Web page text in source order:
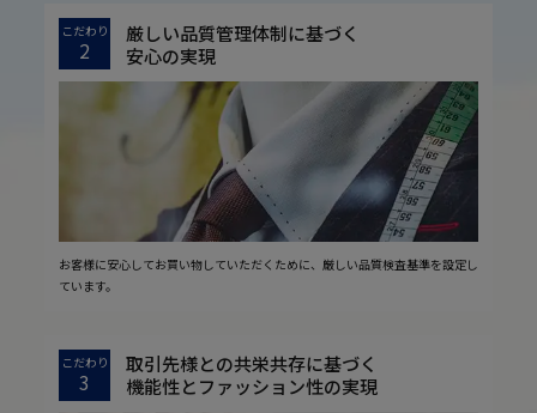
こだわり
2
厳しい品質管理体制に基づく
安心の実現
お客様に安心してお買い物していただくために、厳しい品質検査基準を設定し
ています。
こだわり
3
取引先様との共栄共存に基づく
機能性とファッション性の実現